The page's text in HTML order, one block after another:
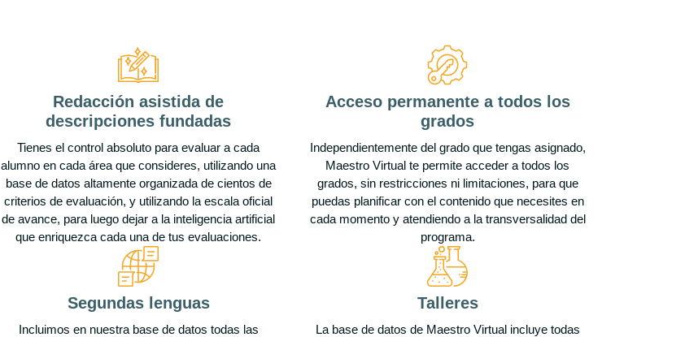
Redacción asistida de
descripciones fundadas
Tienes el control absoluto para evaluar a cada
alumno en cada área que consideres, utilizando una
base de datos altamente organizada de cientos de
criterios de evaluación, y utilizando la escala oficial
de avance, para luego dejar a la inteligencia artificial
que enriquezca cada una de tus evaluaciones.
Acceso permanente a todos los
grados
Independientemente del grado que tengas asignado,
Maestro Virtual te permite acceder a todos los
grados, sin restricciones ni limitaciones, para que
puedas planificar con el contenido que necesites en
cada momento y atendiendo a la transversalidad del
programa.
Segundas lenguas
Incluimos en nuestra base de datos todas las
Talleres
La base de datos de Maestro Virtual incluye todas